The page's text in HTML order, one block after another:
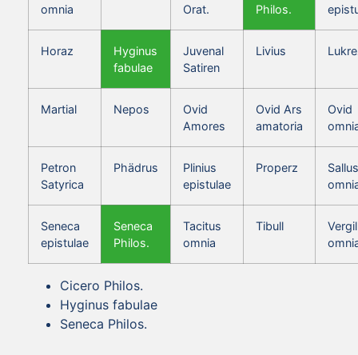
omnia
Orat.
Philos.
Horaz
Hyginus
fabulae
Juvenal
Satiren
Livius
Martial Nepos
Ovid
Amores
Ovid Ars
amatoria
Ovid
Petron
Satyrica
Phädrus
Plinius
epistulae
Properz
Seneca
epistulae
Seneca
Philos.
Tacitus
omnia
Tibull
Vergil
Cicero Philos.
Hyginus fabulae
Seneca Philos.